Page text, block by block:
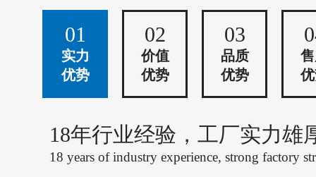
01
实力
优势
02
价值
优势
03
品质
优势
18年行业经验，工厂实力雄
18 years of industry experience, strong factory